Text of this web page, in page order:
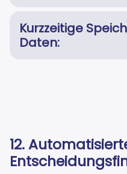
Kurzzeitige
Daten:
12.